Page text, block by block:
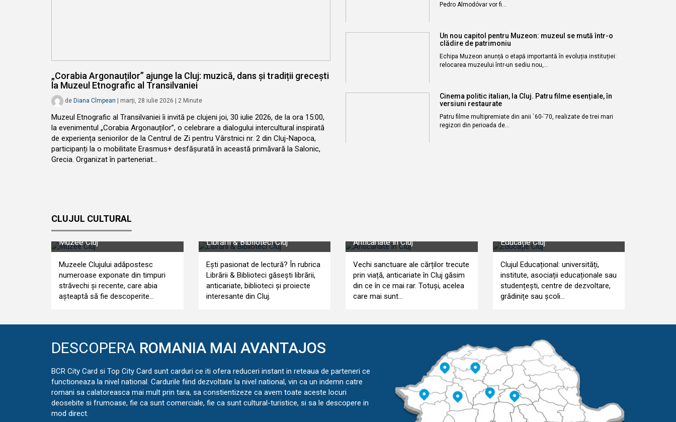
„Corabia Argonauților” ajunge la Cluj: muzică, dans și tradiții grecești
la Muzeul Etnografic al Transilvaniei
de Diana Cîmpean | marți, 28 iulie 2026 | 2 Minute
Muzeul Etnografic al Transilvaniei îi invită pe clujeni joi, 30 iulie 2026, de la ora 15:00,
la evenimentul „Corabia Argonauților”, o celebrare a dialogului intercultural inspirată
de experiența seniorilor de la Centrul de Zi pentru Vârstnici nr. 2 din Cluj-Napoca,
participanți la o mobilitate Erasmus+ desfășurată în această primăvară la Salonic,
Grecia. Organizat în parteneriat…
Pedro Almodóvar vor fi…
Un nou capitol pentru Muzeon: muzeul se mută într-o
clădire de patrimoniu
Echipa Muzeon anunță o etapă importantă în evoluția instituției:
relocarea muzeului într-un sediu nou,…
Cinema politic italian, la Cluj. Patru filme esențiale, în
versiuni restaurate
Patru filme multipremiate din anii `60-`70, realizate de trei mari
regizori din perioada de…
CLUJUL CULTURAL
Muzee Cluj
Muzeele Clujului adăpostesc
numeroase exponate din timpuri
străvechi și recente, care abia
așteaptă să fie descoperite…
Librării & Biblioteci Cluj
Ești pasionat de lectură? În rubrica
Librării & Biblioteci găsești librării,
anticariate, biblioteci și proiecte
interesante din Cluj.
Anticariate în Cluj
Vechi sanctuare ale cărților trecute
prin viață, anticariate în Cluj găsim
din ce în ce mai rar. Totuși, acelea
care mai sunt...
Educație Cluj
Clujul Educațional: universități,
institute, asociații educaționale sau
studențești, centre de dezvoltare,
grădinițe sau școli...
DESCOPERA ROMANIA MAI AVANTAJOS
BCR City Card si Top City Card sunt carduri ce iti ofera reduceri instant in reteaua de parteneri ce
functioneaza la nivel national. Cardurile fiind dezvoltate la nivel national, vin ca un indemn catre
romani sa calatoreasca mai mult prin tara, sa constientizeze ca avem toate aceste locuri
deosebite si frumoase, fie ca sunt comerciale, fie ca sunt cultural-turistice, si sa le descopere in
mod direct.